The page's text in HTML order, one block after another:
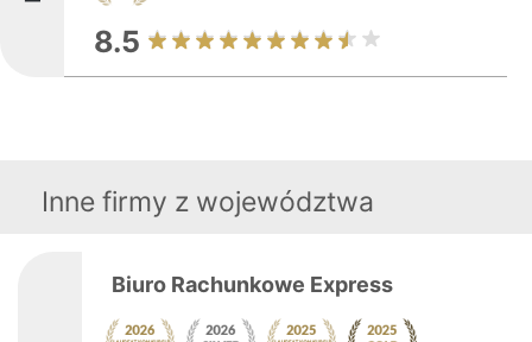
8.5
Inne firmy z województwa
Biuro Rachunkowe Express